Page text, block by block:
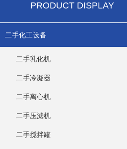
PRODUCT DISPLAY
二手化工设备
二手乳化机
二手冷凝器
二手离心机
二手压滤机
二手搅拌罐